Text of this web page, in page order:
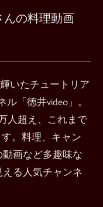
んの料理動画
いたチュートリア
ル「徳井video」。
人超え、これまで
。料理、キャン
画など多趣味な
る人気チャンネ